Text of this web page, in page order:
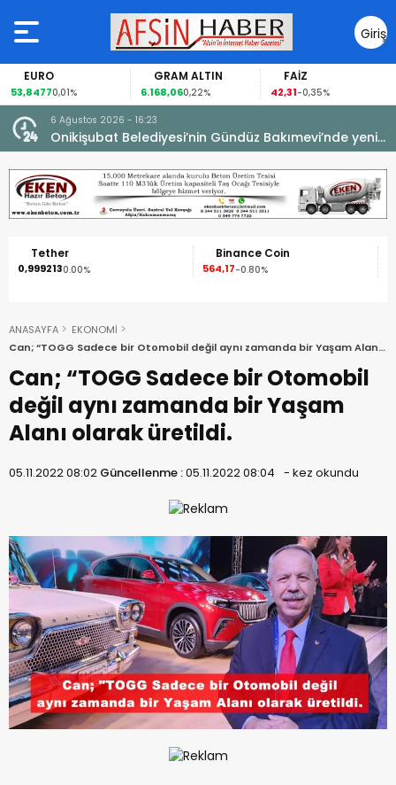
Giriş
Yap
GRAM ALTIN
0,22% 42,31 -0,35%
6 Ağustos 2026 - 16:23
Onikişubat Belediyesi’nin Gündüz Bakımevi’nde yeni
dönemin ön kayıtları başladı.
Binance Coin
ANASAYFA
EKONOMİ
Can; “TOGG Sadece bir Otomobil değil aynı zamanda bir Yaşam Alanı
Can; “TOGG Sadece bir Otomobil
değil aynı zamanda bir Yaşam
Alanı olarak üretildi.
05.11.2022 08:02 Güncellenme :05.11.2022 08:04 - kez okundu